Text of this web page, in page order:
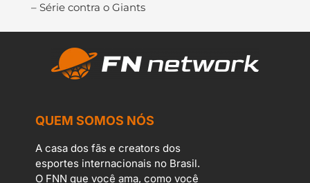
– Série contra o Giants
QUEM SOMOS NÓS
A casa dos fãs e creators dos
esportes internacionais no Brasil.
O FNN que você ama, como você